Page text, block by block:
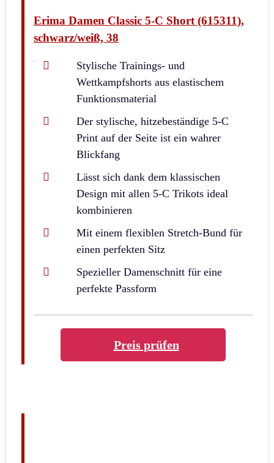
Erima Damen Classic 5-C Short (615311),
schwarz/weiß, 38
Stylische Trainings- und
Wettkampfshorts aus elastischem
Funktionsmaterial
Der stylische, hitzebeständige 5-C
Print auf der Seite ist ein wahrer
Blickfang
Lässt sich dank dem klassischen
Design mit allen 5-C Trikots ideal
kombinieren
Mit einem flexiblen Stretch-Bund für
einen perfekten Sitz
Spezieller Damenschnitt für eine
perfekte Passform
Preis prüfen